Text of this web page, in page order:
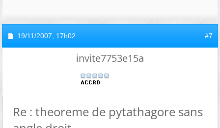
19/11/2007, 17h02 #7
invite7753e15a
Re : theoreme de pytathagore sans